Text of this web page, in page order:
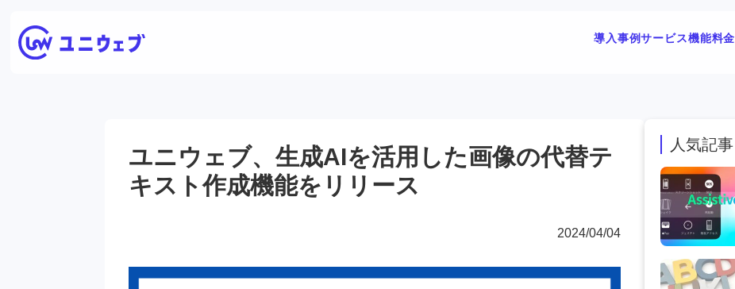
導入事例サービス機能料金
ユニウェブ、生成AIを活用した画像の代替テ
キスト作成機能をリリース
2024/04/04
人気記事